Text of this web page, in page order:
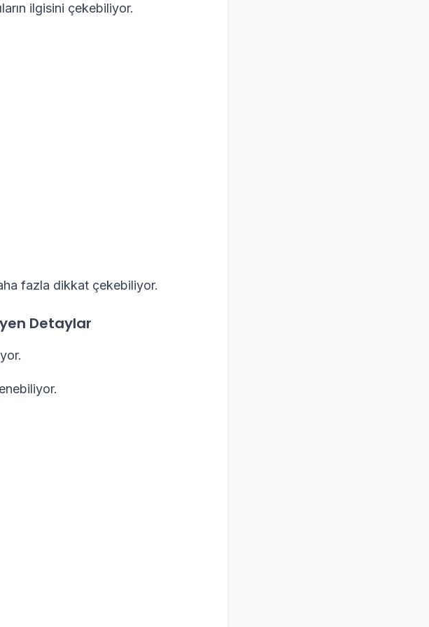
ilgisini çekebiliyor.
fazla dikkat çekebiliyor.
Detaylar